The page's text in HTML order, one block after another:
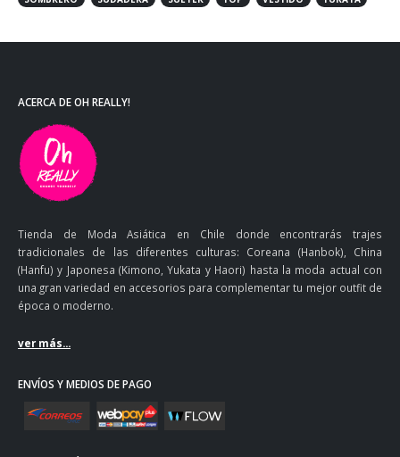
ACERCA DE OH REALLY!
Tienda de Moda Asiática en Chile donde encontrarás trajes
tradicionales de las diferentes culturas: Coreana (Hanbok), China
(Hanfu) y Japonesa (Kimono, Yukata y Haori) hasta la moda actual con
una gran variedad en accesorios para complementar tu mejor outfit de
época o moderno.
ver más...
ENVÍOS Y MEDIOS DE PAGO